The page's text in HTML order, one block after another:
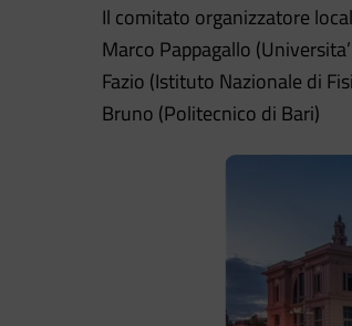
Il comitato organizzatore
Marco Pappagallo
Fazio (Istituto Nazionale di
Bruno (Politecnico di Bari)